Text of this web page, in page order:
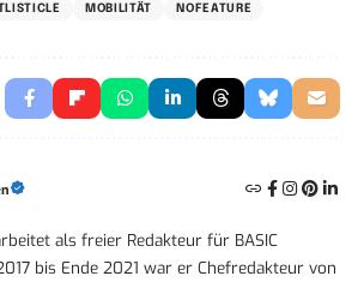
MOBILITÄT NOFEATURE
als freier Redakteur für BASIC
bis Ende 2021 war er Chefredakteur von